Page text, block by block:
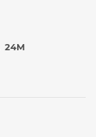
24M